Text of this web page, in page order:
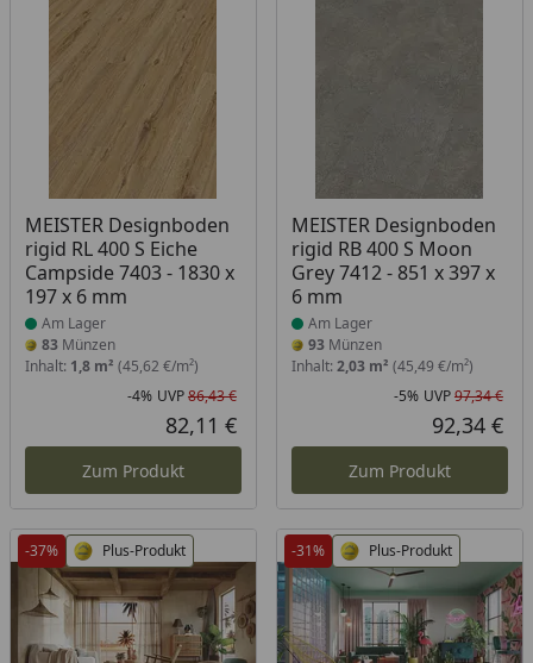
MEISTER Designboden
rigid RL 400 S Eiche
Campside 7403 - 1830 x
197 x 6 mm
Produkt am Lager
Am Lager
83 Münzen
Inhalt: 1,8 m² (45,62 €/m²)
Rabatt in Prozent
-4%
Ursprünglicher Preis
UVP86,43 €
Aktueller Preis
82,11 €
Zum Produkt
MEISTER Designboden
rigid RB 400 S Moon
Grey 7412 - 851 x 397 x
6 mm
Produkt am Lager
Am Lager
93Münzen
Inhalt: 2,03 m² (45,49 €/m²)
-5% UVP97,34 €
92,34 €
Zum Produkt
-37% Plus-Produkt -31% Plus-Produkt